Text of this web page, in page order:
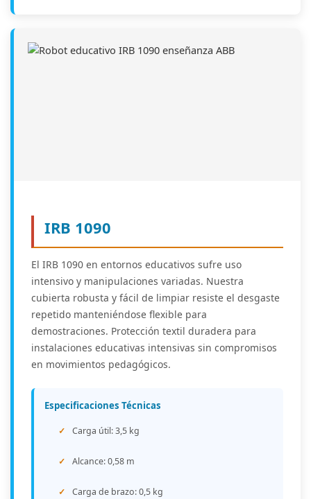
IRB 1090
El IRB 1090 en entornos educativos sufre uso
intensivo y manipulaciones variadas. Nuestra
cubierta robusta y fácil de limpiar resiste el desgaste
repetido manteniéndose flexible para
demostraciones. Protección textil duradera para
instalaciones educativas intensivas sin compromisos
en movimientos pedagógicos.
Especificaciones Técnicas
Carga útil: 3,5 kg
Alcance: 0,58 m
Carga de brazo: 0,5 kg